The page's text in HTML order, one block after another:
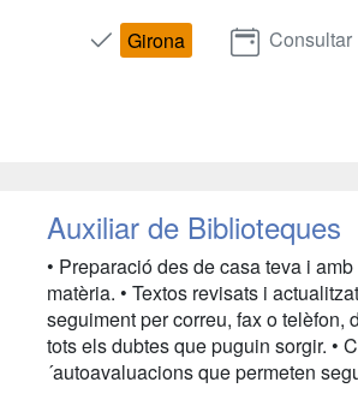
Girona Consultar
Auxiliar de Biblioteques
• Preparació des de casa teva i
matèria. • Textos revisats i
seguiment per correu, fax o telèfon,
tots els dubtes que puguin sorgir. •
´autoavaluacions que permeten